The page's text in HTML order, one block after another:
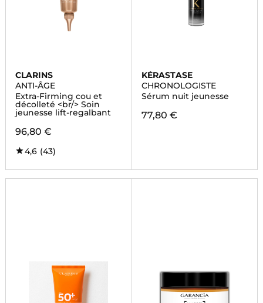
CLARINS
ANTI-ÂGE
Extra-Firming cou et
décolleté <br/> Soin
jeunesse lift-regalbant
96,80 €
4,6 (43)
KÉRASTASE
CHRONOLOGISTE
Sérum nuit jeunesse
77,80 €